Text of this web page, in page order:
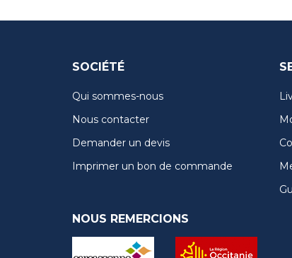
SOCIÉTÉ
Qui sommes-nous
Nous contacter
Demander un devis
Imprimer un bon de commande
NOUS REMERCIONS